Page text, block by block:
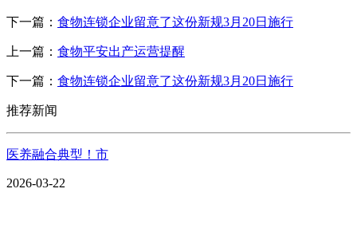
下一篇： 食物连锁企业留意了这份新规3月20日施行
上一篇： 食物平安出产运营提醒
下一篇： 食物连锁企业留意了这份新规3月20日施行
推荐新闻
医养融合典型！市
2026-03-22